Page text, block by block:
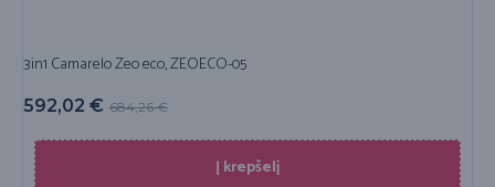
3in1 Camarelo Zeo eco, ZEOECO-05
684,26€
592,02 €
Į krepšelį